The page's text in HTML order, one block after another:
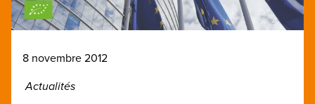
8 novembre 2012
Actualités